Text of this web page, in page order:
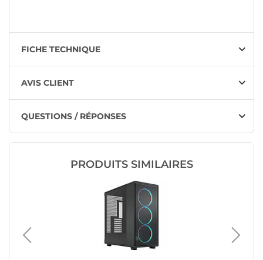
FICHE TECHNIQUE
AVIS CLIENT
QUESTIONS / RÉPONSES
PRODUITS SIMILAIRES